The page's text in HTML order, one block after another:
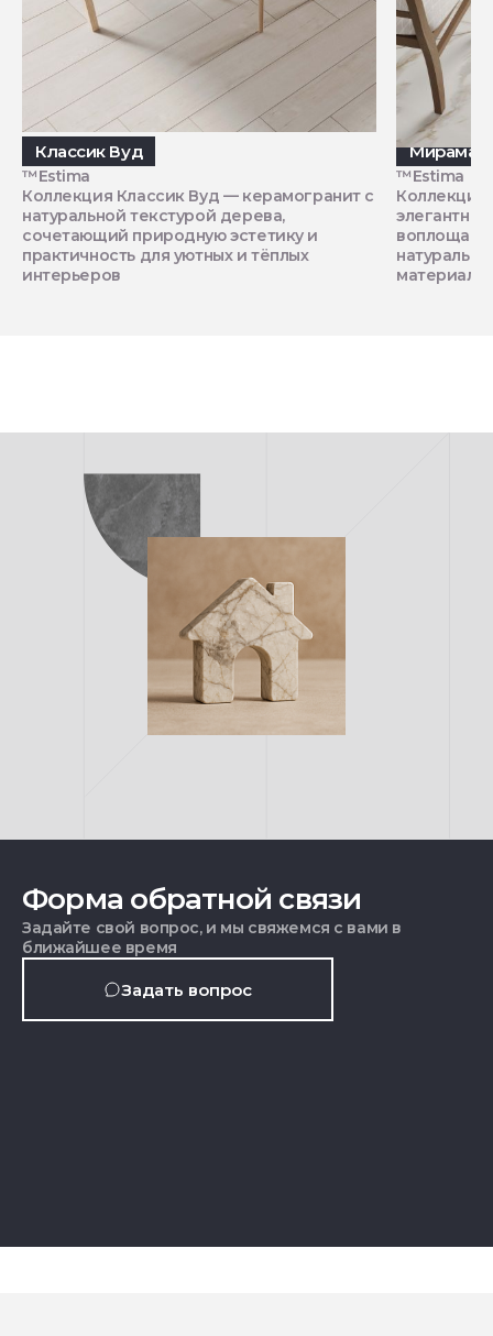
Классик Вуд
™Estima
Коллекция Классик Вуд — керамогранит с
натуральной текстурой дерева,
сочетающий природную эстетику и
практичность для уютных и тёплых
интерьеров
™Estima
материале
Форма обратной связи
Задайте свой вопрос, и мы свяжемся с вами в
ближайшее время
Задать вопрос